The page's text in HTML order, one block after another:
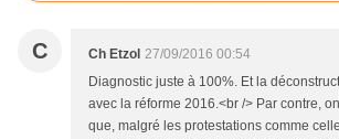
C Ch Etzol 27/09/2016 00:54
Diagnostic juste à 100%. Et la
avec la réforme 2016.<br /> Par contre,
que, malgré les protestations comme